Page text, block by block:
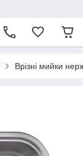
Врізні мийки